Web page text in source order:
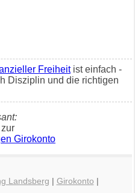
Freiheitist einfach -
Disziplin und die richtigen
Girokonto
Landsberg | Girokonto |